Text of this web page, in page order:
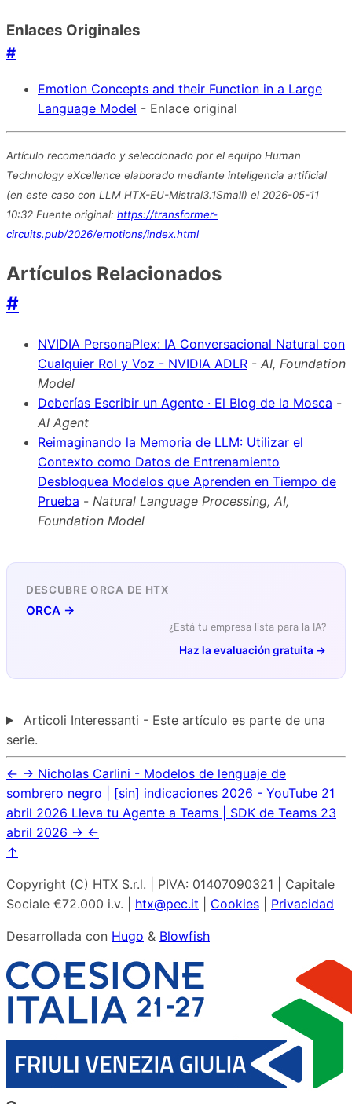
Enlaces Originales
#
Emotion Concepts and their Function in a Large
Language Model - Enlace original
Artículo recomendado y seleccionado por el equipo Human
Technology eXcellence elaborado mediante inteligencia artificial
(en este caso con LLM HTX-EU-Mistral3.1Small) el 2026-05-11
10:32 Fuente original: https://transformer-
circuits.pub/2026/emotions/index.html
Artículos Relacionados
#
NVIDIA PersonaPlex: IA Conversacional Natural con
Cualquier Rol y Voz - NVIDIA ADLR - AI, Foundation
Model
Deberías Escribir un Agente · El Blog de la Mosca -
AI Agent
Reimaginando la Memoria de LLM: Utilizar el
Contexto como Datos de Entrenamiento
Desbloquea Modelos que Aprenden en Tiempo de
Prueba - Natural Language Processing, AI,
Foundation Model
DESCUBRE ORCA DE HTX
ORCA →
¿Está tu empresa lista para la IA?
Haz la evaluación gratuita →
Articoli Interessanti - Este artículo es parte de una
serie.
← → Nicholas Carlini - Modelos de lenguaje de
sombrero negro | [sin] indicaciones 2026 - YouTube 21
abril 2026 Lleva tu Agente a Teams | SDK de Teams 23
abril 2026 → ←
↑
Copyright (C) HTX S.r.l. | PIVA: 01407090321 | Capitale
Sociale €72.000 i.v. | htx@pec.it Cookies Privacidad
Desarrollada con Hugo & Blowfish